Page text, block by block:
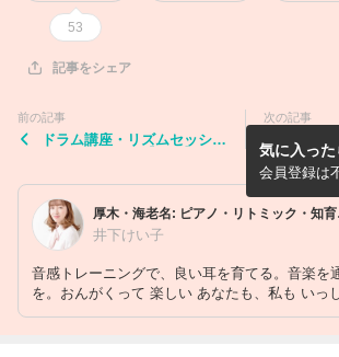
53
記事をシェア
前の記事
ドラム講座・リズムセッショ
次の記事
伊勢原「
ミックレッ
した。
厚木・
井下けい子
音感トレーニングで、良い耳を育てる。音楽を
を。おんがくって 楽しい あなたも、私も いっ
ま』（はっぴー＆すまいる） ０歳からの人
気に入っ
会員登録は